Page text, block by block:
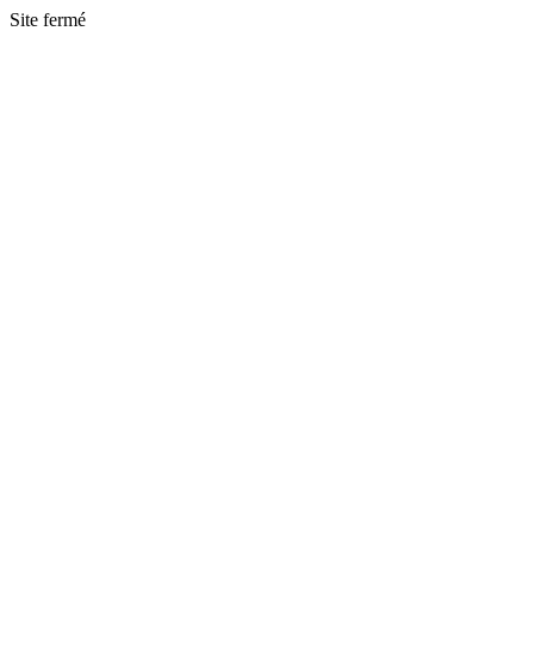
Site fermé